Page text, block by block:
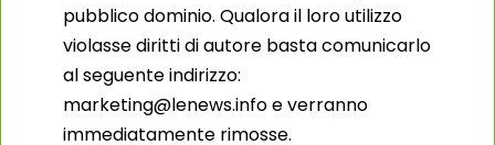
pubblico dominio. Qualora il loro utilizzo
violasse diritti di autore basta comunicarlo
al seguente indirizzo:
marketing@lenews.info e verranno
immediatamente rimosse.